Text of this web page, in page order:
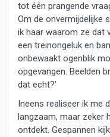
tot één prangende
Om de onvermijdelijke
ik haar waarom ze dat
een treinongeluk en
onbewaakt ogenblik
opgevangen. Beelden
dat echt?’
Ineens realiseer ik me
langzaam, maar zeker
ontdekt. Gespannen